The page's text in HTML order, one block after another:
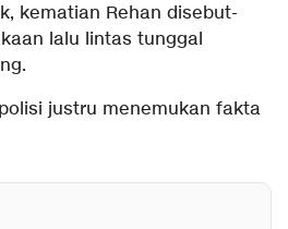
kematian Rehan disebut-
lalu lintas tunggal
justru menemukan fakta